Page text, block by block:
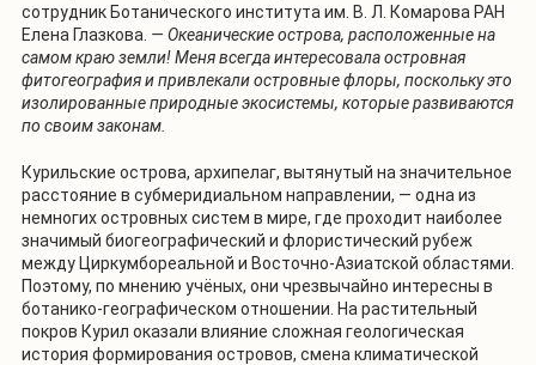
сотрудник Ботанического института им. В. Л. Комарова РАН
Елена Глазкова. — Океанические острова, расположенные на
самом краю земли! Меня всегда интересовала островная
фитогеография и привлекали островные флоры, поскольку это
изолированные природные экосистемы, которые развиваются
по своим законам.
Курильские острова, архипелаг, вытянутый на значительное
расстояние в субмеридиальном направлении, — одна из
немногих островных систем в мире, где проходит наиболее
значимый биогеографический и флористический рубеж
между Циркумбореальной и Восточно-Азиатской областями.
Поэтому, по мнению учёных, они чрезвычайно интересны в
ботанико-географическом отношении. На растительный
покров Курил оказали влияние сложная геологическая
история формирования островов, смена климатической